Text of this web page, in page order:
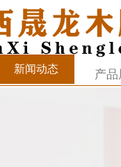
新闻动态 产品